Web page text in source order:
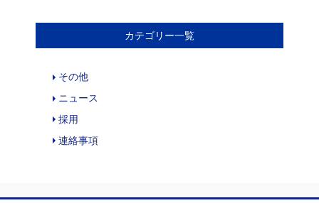
カテゴリー一覧
その他
ニュース
採用
連絡事項